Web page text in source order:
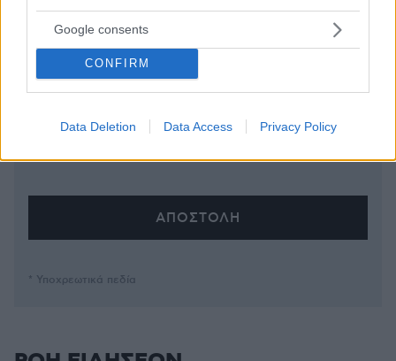
Google consents
CONFIRM
Data Deletion Data Access Privacy Policy
Απομένουν 2500χαρακτήρες
* Υποχρεωτικά πεδία